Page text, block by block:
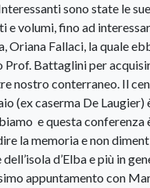
sono state le
volumi, fino ad
Oriana Fallaci, la quale
Prof. Battaglini per
nostro conterraneo. Il
(ex caserma De Laugier)
e questa conferenza
la memoria e non
d’Elba e più in
appuntamento con